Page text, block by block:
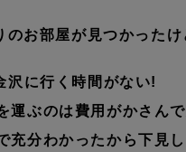
のお部屋が見つかった
沢に行く時間がない!
運ぶのは費用がかさん
充分わかったから下見